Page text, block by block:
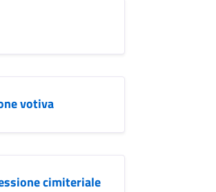
votiva
cimiteriale